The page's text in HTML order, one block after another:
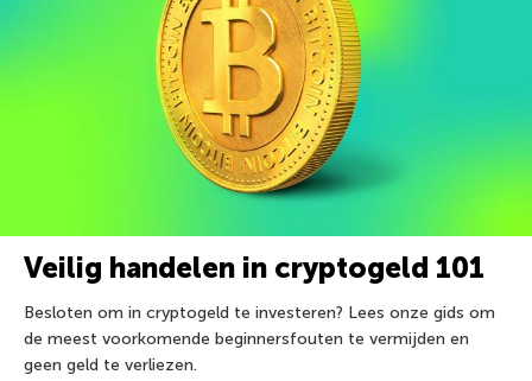
Veilig handelen in cryptogeld 101
Besloten om in cryptogeld te investeren? Lees onze gids om
de meest voorkomende beginnersfouten te vermijden en
geen geld te verliezen.